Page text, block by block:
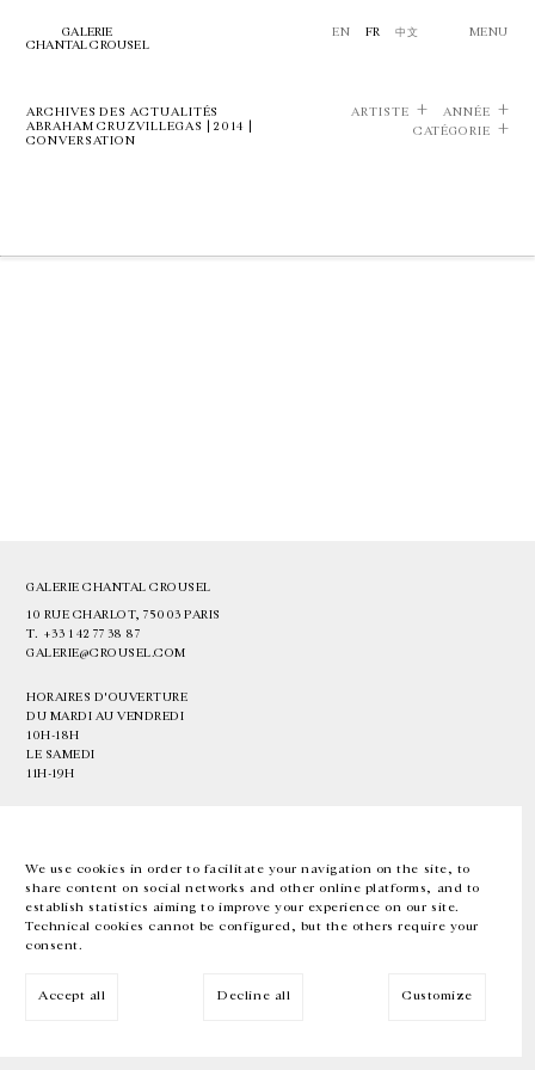
We use cookies in order to facilitate your navigation on the site, to
share content on social networks and other online platforms, and to
establish statistics aiming to improve your experience on our site.
Technical cookies cannot be configured, but the others require your
consent.
Accept all Decline all Customize
GALERIE
CHANTAL CROUSEL
EN FR 中文 MENU
ARCHIVES DES ACTUALITÉS
ABRAHAM CRUZVILLEGAS | 2014 |
CONVERSATION
ARTISTE
ANNÉE
CATÉGORIE
GALERIE CHANTAL CROUSEL
10 RUE CHARLOT, 75003 PARIS
T. +33 1 42 77 38 87
GALERIE@CROUSEL.COM
HORAIRES D'OUVERTURE
DU MARDI AU VENDREDI
10H-18H
LE SAMEDI
11H-19H
EN FR 中文 Facebook Instagram
Inscrivez-vous à notre newsletter